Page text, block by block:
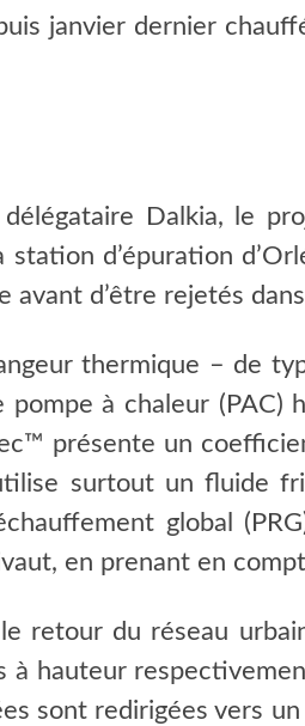
janvier dernier
Dalkia, le
d’épuration
avant d’être rejetés
thermique – de
à chaleur (PAC)
présente un
surtout un fluide
global
en prenant en
retour du réseau
à hauteur
sont redirigées vers